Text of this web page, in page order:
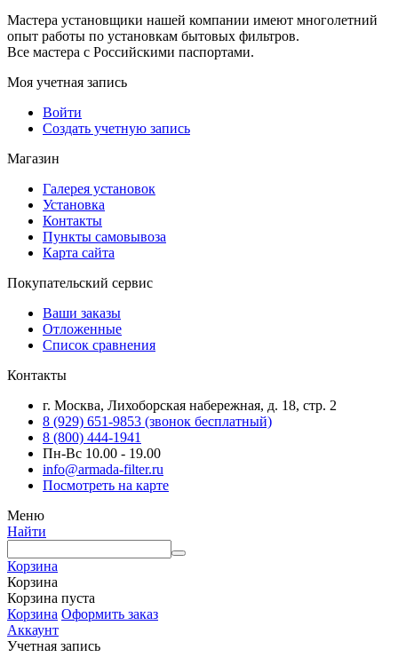
Мастера установщики нашей компании имеют многолетний
опыт работы по установкам бытовых фильтров.
Все мастера с Российскими паспортами.
Моя учетная запись
Войти
Создать учетную запись
Магазин
Галерея установок
Установка
Контакты
Пункты самовывоза
Карта сайта
Покупательский сервис
Ваши заказы
Отложенные
Список сравнения
Контакты
г. Москва, Лихоборская набережная, д. 18, стр. 2
8 (929) 651-9853 (звонок бесплатный)
8 (800) 444-1941
Пн-Вс 10.00 - 19.00
info@armada-filter.ru
Посмотреть на карте
Меню
Найти
Корзина
Корзина
Корзина пуста
Корзина Оформить заказ
Аккаунт
Учетная запись